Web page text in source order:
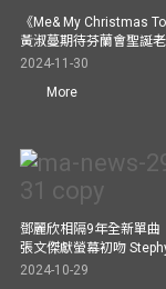
《Me& My Christmas
黃淑蔓期待芬蘭會聖誕
2024-11-30
More
鄧麗欣相隔9年全新單曲
張文傑獻螢幕初吻
2024-10-29